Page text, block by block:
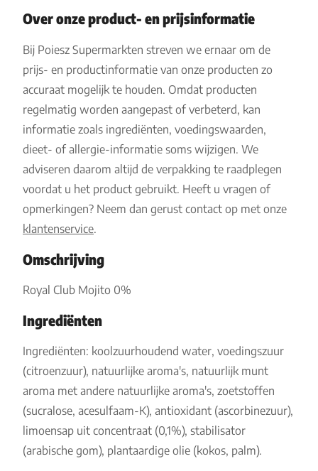
Over onze product- en prijsinformatie
Bij Poiesz Supermarkten streven we ernaar om de
prijs- en productinformatie van onze producten zo
accuraat mogelijk te houden. Omdat producten
regelmatig worden aangepast of verbeterd, kan
informatie zoals ingrediënten, voedingswaarden,
dieet- of allergie-informatie soms wijzigen. We
adviseren daarom altijd de verpakking te raadplegen
voordat u het product gebruikt. Heeft u vragen of
opmerkingen? Neem dan gerust contact op met onze
klantenservice.
Omschrijving
Royal Club Mojito 0%
Ingrediënten
Ingrediënten: koolzuurhoudend water, voedingszuur
(citroenzuur), natuurlijke aroma's, natuurlijk munt
aroma met andere natuurlijke aroma's, zoetstoffen
(sucralose, acesulfaam-K), antioxidant (ascorbinezuur),
limoensap uit concentraat (0,1%), stabilisator
(arabische gom), plantaardige olie (kokos, palm).